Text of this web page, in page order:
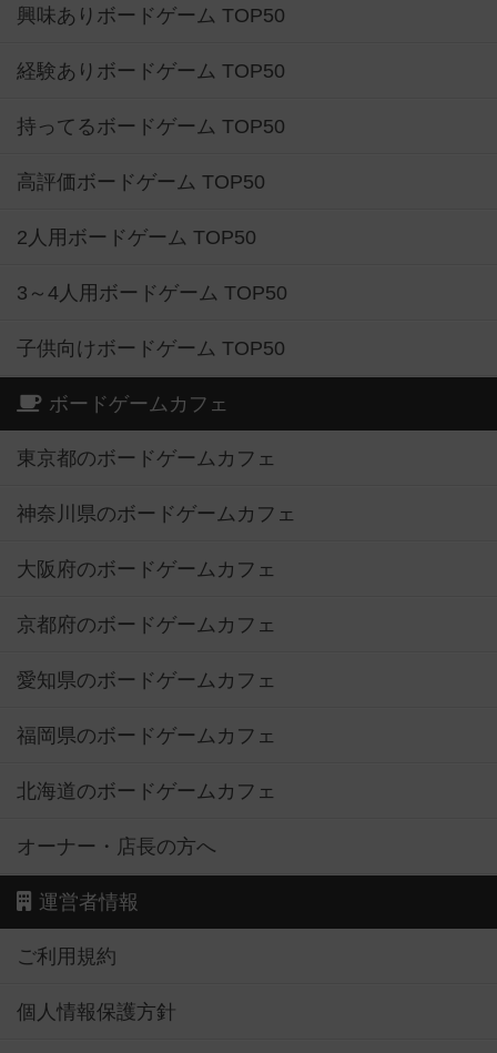
興味ありボードゲーム TOP50
経験ありボードゲーム TOP50
持ってるボードゲーム TOP50
高評価ボードゲーム TOP50
2人用ボードゲーム TOP50
3～4人用ボードゲーム TOP50
子供向けボードゲーム TOP50
ボードゲームカフェ
東京都のボードゲームカフェ
神奈川県のボードゲームカフェ
大阪府のボードゲームカフェ
京都府のボードゲームカフェ
愛知県のボードゲームカフェ
福岡県のボードゲームカフェ
北海道のボードゲームカフェ
オーナー・店長の方へ
運営者情報
ご利用規約
個人情報保護方針